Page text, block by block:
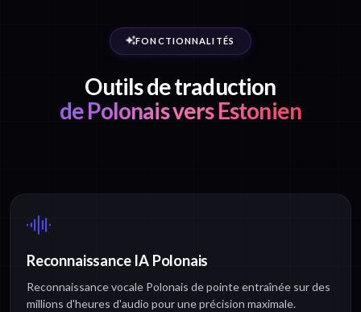
FONCTIONNALITÉS
Outils de traduction
de Polonais vers Estonien
Reconnaissance IA Polonais
Reconnaissance vocale Polonais de pointe entraînée sur des
millions d'heures d'audio pour une précision maximale.